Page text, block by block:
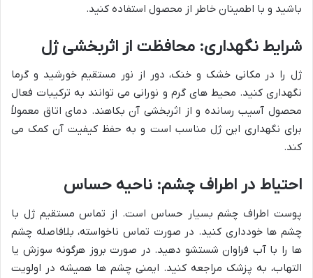
باشید و با اطمینان خاطر از محصول استفاده کنید.
شرایط نگهداری: محافظت از اثربخشی ژل
ژل را در مکانی خشک و خنک، دور از نور مستقیم خورشید و گرما
نگهداری کنید. محیط های گرم و نورانی می توانند به ترکیبات فعال
محصول آسیب رسانده و از اثربخشی آن بکاهند. دمای اتاق معمولاً
برای نگهداری این ژل مناسب است و به حفظ کیفیت آن کمک می
کند.
احتیاط در اطراف چشم: ناحیه حساس
پوست اطراف چشم بسیار حساس است. از تماس مستقیم ژل با
چشم ها خودداری کنید. در صورت تماس ناخواسته، بلافاصله چشم
ها را با آب فراوان شستشو دهید. در صورت بروز هرگونه سوزش یا
التهاب، به پزشک مراجعه کنید. ایمنی چشم ها همیشه در اولویت